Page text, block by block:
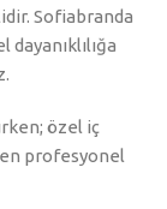
Sofiabranda
özel iç
profesyonel